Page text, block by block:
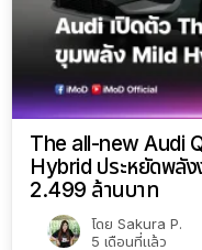
The all-new Audi
Hybrid ประหยัดพลั
2.499 ล้านบาท
โดย Sakura P.
5 เดือนที่แล้ว